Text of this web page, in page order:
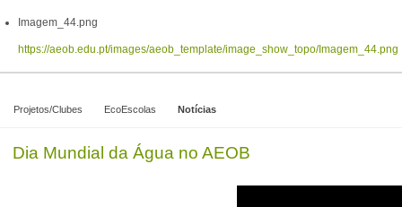
Imagem_44.png
https://aeob.edu.pt/images/aeob_template/image_show_topo/Imagem_44.png
Projetos/Clubes EcoEscolas Notícias
Dia Mundial da Água no AEOB